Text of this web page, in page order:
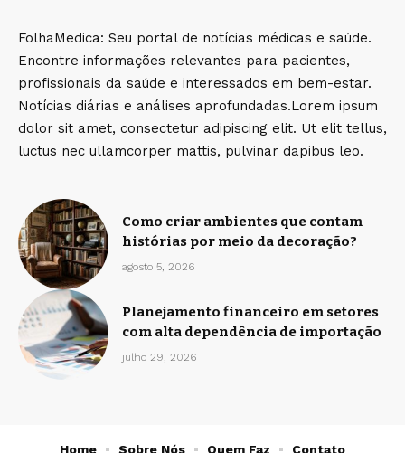
FolhaMedica: Seu portal de notícias médicas e saúde.
Encontre informações relevantes para pacientes,
profissionais da saúde e interessados em bem-estar.
Notícias diárias e análises aprofundadas.Lorem ipsum
dolor sit amet, consectetur adipiscing elit. Ut elit tellus,
luctus nec ullamcorper mattis, pulvinar dapibus leo.
Como criar ambientes que contam
histórias por meio da decoração?
agosto 5, 2026
Planejamento financeiro em setores
com alta dependência de importação
julho 29, 2026
Home Sobre Nós Quem Faz Contato